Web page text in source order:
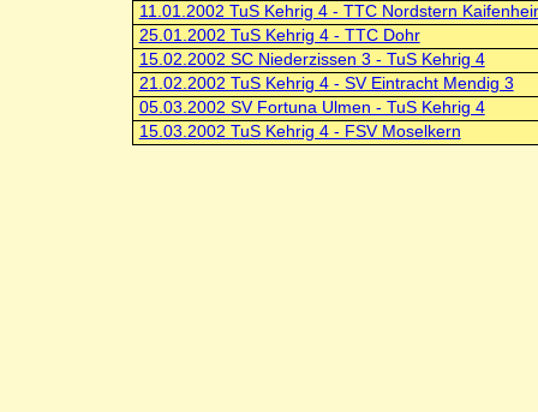
11.01.2002 TuS Kehrig 4 - TTC Nordstern
25.01.2002 TuS Kehrig 4 - TTC Dohr
15.02.2002 SC Niederzissen 3 - TuS Kehrig 4
21.02.2002 TuS Kehrig 4 - SV Eintracht Mendig 3
05.03.2002 SV Fortuna Ulmen - TuS Kehrig 4
15.03.2002 TuS Kehrig 4 - FSV Moselkern